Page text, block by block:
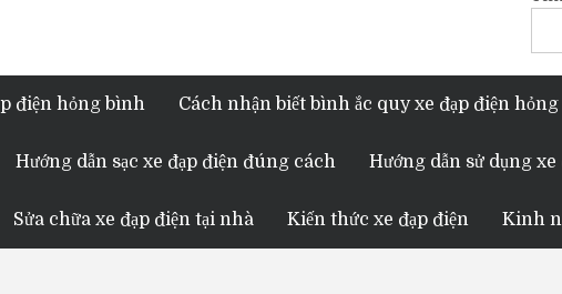
điện hỏng bình Cách nhận biết bình ắc quy xe đạp điện hỏng
Hướng dẫn sạc xe đạp điện đúng cách Hướng dẫn sử dụng
Sửa chữa xe đạp điện tại nhà Kiến thức xe đạp điện Kinh